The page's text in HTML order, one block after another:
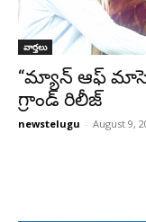
వార్తలు
“మ్యాన్ ఆఫ్ మాసెస్
గ్రాండ్ రిలీజ్
newstelugu - August 9,